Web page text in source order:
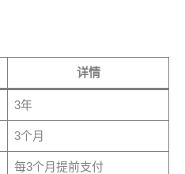
详情
3年
3个月
每3个月提前支付